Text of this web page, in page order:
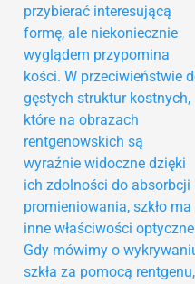
przybierać interesującą
formę, ale niekoniecznie
wyglądem przypomina
kości. W przeciwieństwie
gęstych struktur kostnych,
które na obrazach
rentgenowskich są
wyraźnie widoczne dzięki
ich zdolności do absorbcji
promieniowania, szkło ma
inne właściwości
Gdy mówimy o
szkła za pomocą rentgenu,